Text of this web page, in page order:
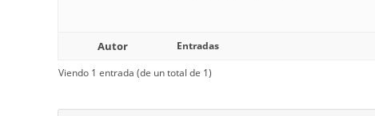
Autor
Entradas
Viendo 1 entrada (de un total de 1)